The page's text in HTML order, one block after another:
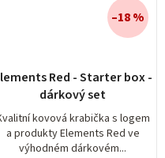
Red - Starter box -
dárkový set
kovová krabička s logem
a produkty Elements Red ve
výhodném dárkovém...
–18 %